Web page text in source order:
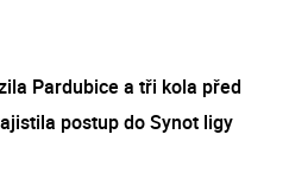
Pardubice a tři kola před
postup do Synot ligy